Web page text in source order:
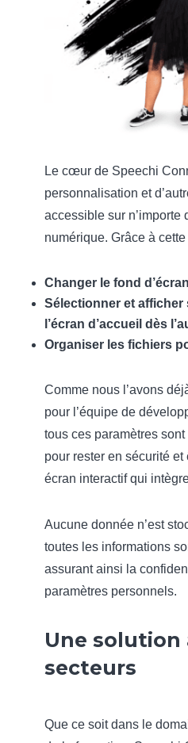
Le cœur de Speechi
personnalisation et
accessible sur
numérique. Grâce à
Changer le fond
Sélectionner et
l’écran d’accueil dès
Organiser les fichiers
Comme nous l’avons
pour l’équipe de
tous ces paramètres
pour rester en sécurité
écran interactif qui
Aucune donnée n’est
toutes les informations
assurant ainsi la
paramètres personnels.
Une solution
secteurs
Que ce soit dans le